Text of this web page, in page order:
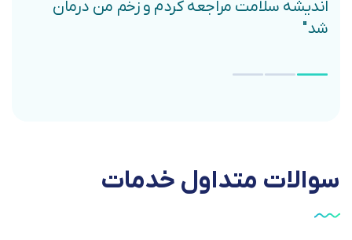
اندیشه سلامت مراجعه کردم و زخم من درمان
شد"
سوالاتمتداولخدمات